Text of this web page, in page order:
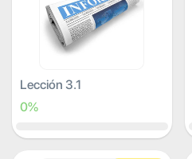
Lección 3.1
0%